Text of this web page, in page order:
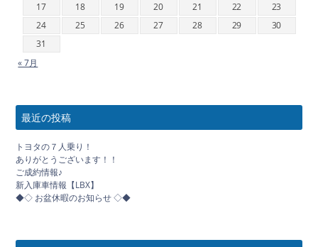
17
18 19 20 21 22
23
24
25 26 27 28 29
30
31
« 7月
最近の投稿
トヨタの７人乗り！
ありがとうございます！！
ご成約情報♪
新入庫車情報【LBX】
◆◇ お盆休暇のお知らせ ◇◆